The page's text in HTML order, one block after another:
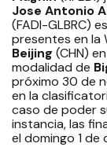
Jose Antonio
(FADI-GLBRC)
presentes en la
Beijing (CHN)
modalidad de
próximo 30 de
en la
caso de poder
instancia, las
el domingo 1 de